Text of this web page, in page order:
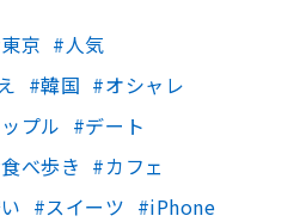
東京
人気
韓国
オシャレ
プル
デート
食べ歩き
カフェ
スイーツ
iPhone